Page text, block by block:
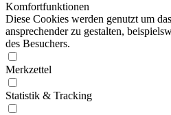
Komfortfunktionen
Diese Cookies werden genutzt um
ansprechender zu gestalten,
des Besuchers.
Merkzettel
Statistik & Tracking